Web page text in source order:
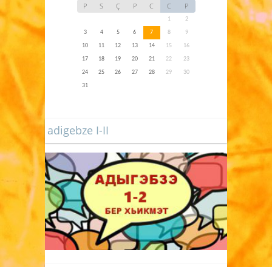
P S Ç P C C P
1
2
3
4 5 6 7 8
9
10
11 12 13 14 15
16
17
18 19 20 21 22
23
24
25 26 27 28 29
30
31
adigebze I-II